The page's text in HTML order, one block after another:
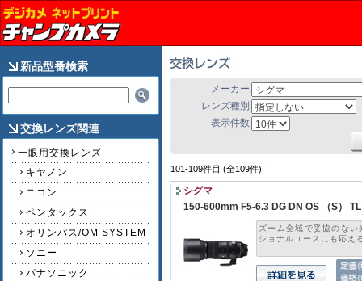
新品型番検索
交換レンズ関連
一眼用交換レンズ
キヤノン
ニコン
ペンタックス
オリンパス/OM SYSTEM
ソニー
パナソニック
メーカー
レンズ種別
表示件数
101-109件目 (全109件)
シグマ
150-600mm F5-6.3 DG DN OS （S）
ズーム全域で妥協のな
ショナルユースにも応え